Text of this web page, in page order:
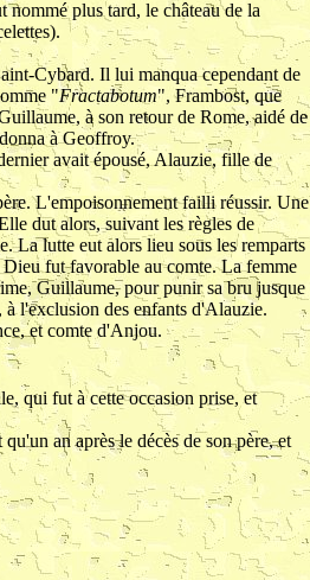
plus tard, le château de la
Cybard. Il lui manqua cependant de
"Fractabotum", Frambost, que
à son retour de Rome, aidé de
à Geoffroy.
avait épousé, Alauzie, fille de
L'empoisonnement failli réussir. Une
dut alors, suivant les règles de
La lutte eut alors lieu sous les remparts
fut favorable au comte. La femme
Guillaume, pour punir sa bru jusque
l'exclusion des enfants d'Alauzie.
et comte d'Anjou.
qui fut à cette occasion prise, et
an après le décès de son père, et